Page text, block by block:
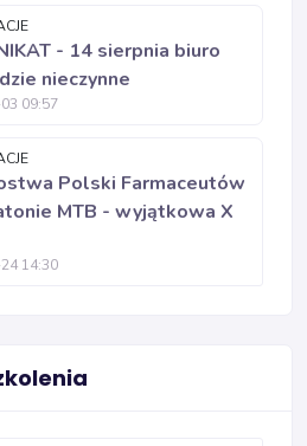
- 14 sierpnia biuro
nieczynne
09:57
Polski Farmaceutów
MTB - wyjątkowa X
14:30